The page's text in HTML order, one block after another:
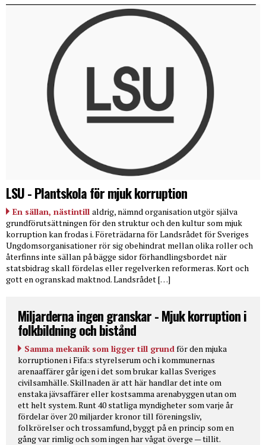
LSU - Plantskola för mjuk korruption
En sällan, nästintill aldrig, nämnd organisation utgör själva
grundförutsättningen för den struktur och den kultur som mjuk
korruption kan frodas i. Företrädarna för Landsrådet för Sveriges
Ungdomsorganisationer rör sig obehindrat mellan olika roller och
återfinns inte sällan på bägge sidor förhandlingsbordet när
statsbidrag skall fördelas eller regelverken reformeras. Kort och
gott en ogranskad maktnod. Landsrådet […]
Miljarderna ingen granskar - Mjuk korruption i
folkbildning och bistånd
Samma mekanik som ligger till grundför den mjuka
korruptionen i Fifa:s styrelserum och i kommunernas
arenaaffärer går igen i det som brukar kallas Sveriges
civilsamhälle. Skillnaden är att här handlar det inte om
enstaka jävsaffärer eller kostsamma arenabyggen utan om
ett helt system. Runt 40 statliga myndigheter som varje år
fördelar över 20 miljarder kronor till föreningsliv,
folkrörelser och trossamfund, byggt på en princip som en
gång var rimlig och som ingen har vågat överge — tillit.